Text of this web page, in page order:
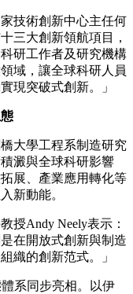
技術創新中心主任何
三大創新領航項目，
研工作者及研究機構
域，讓全球科研人員
現突破式創新。」
大學工程系制造研究
澱與全球科研影響
展、產業應用轉化等
新動能。
授Andy Neely表示：
在開放式創新與制造
織的創新范式。」
系同步亮相。以伊